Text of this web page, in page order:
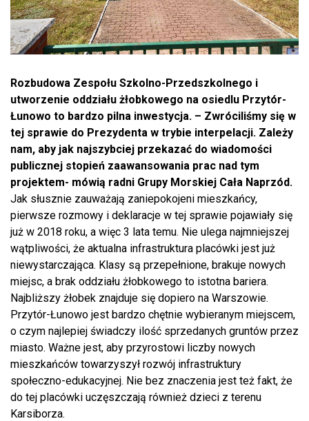
Rozbudowa Zespołu Szkolno-Przedszkolnego i
utworzenie oddziału żłobkowego na osiedlu Przytór-
Łunowo to bardzo pilna inwestycja. – Zwróciliśmy się w
tej sprawie do Prezydenta w trybie interpelacji. Zależy
nam, aby jak najszybciej przekazać do wiadomości
publicznej stopień zaawansowania prac nad tym
projektem- mówią radni Grupy Morskiej Cała Naprzód.
Jak słusznie zauważają zaniepokojeni mieszkańcy,
pierwsze rozmowy i deklaracje w tej sprawie pojawiały się
już w 2018 roku, a więc 3 lata temu. Nie ulega najmniejszej
wątpliwości, że aktualna infrastruktura placówki jest już
niewystarczająca. Klasy są przepełnione, brakuje nowych
miejsc, a brak oddziału żłobkowego to istotna bariera.
Najbliższy żłobek znajduje się dopiero na Warszowie.
Przytór-Łunowo jest bardzo chętnie wybieranym miejscem,
o czym najlepiej świadczy ilość sprzedanych gruntów przez
miasto. Ważne jest, aby przyrostowi liczby nowych
mieszkańców towarzyszył rozwój infrastruktury
społeczno-edukacyjnej. Nie bez znaczenia jest też fakt, że
do tej placówki uczęszczają również dzieci z terenu
Karsiborza.